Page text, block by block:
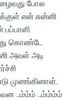
போல
என் சுன்னி
கொண்டே
அவள் அடி
முனங்கினாள்.
..ம்ம்ம் ..ம்ம்ம்ம்